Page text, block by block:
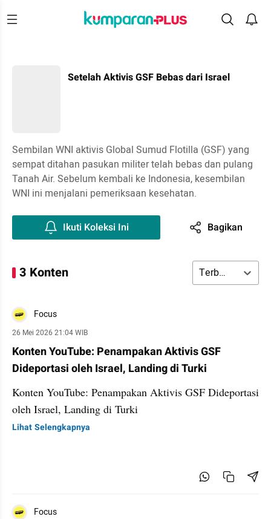
Setelah Aktivis GSF Bebas dari Israel
Sembilan WNI aktivis Global Sumud Flotilla (GSF) yang
sempat ditahan pasukan militer telah bebas dan pulang
Tanah Air. Sebelum kembali ke Indonesia, kesembilan
WNI ini menjalani pemeriksaan kesehatan.
Ikuti Koleksi Ini Bagikan
3 Konten Terbaru
Focus
26 Mei 2026 21:04 WIB
Konten YouTube: Penampakan Aktivis GSF
Dideportasi oleh Israel, Landing di Turki
Konten YouTube: Penampakan Aktivis GSF Dideportasi
oleh Israel, Landing di Turki
Lihat Selengkapnya
Focus